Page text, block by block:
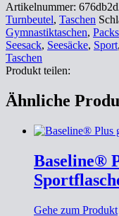
Artikelnummer:
Turnbeutel, Taschen
Gymnastiktaschen,
Seesack, Seesäcke, Sport,
Taschen
Produkt teilen:
Ähnliche
Baseline®
Gehe zum Produkt